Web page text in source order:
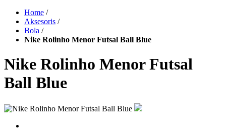
Home /
Aksesoris /
Bola /
Nike Rolinho Menor Futsal Ball Blue
Nike Rolinho Menor Futsal
Ball Blue